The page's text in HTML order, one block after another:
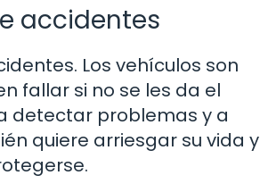
accidentes
Los vehículos son
fallar si no se les da el
detectar problemas y a
quiere arriesgar su vida